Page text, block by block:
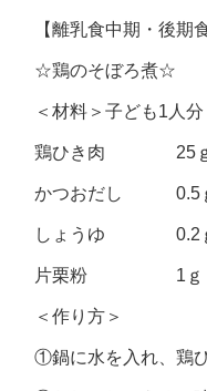
【離乳食中期・後期
☆鶏のそぼろ煮☆
＜材料＞子ども1人分
鶏ひき肉 25
かつおだし 0.5
しょうゆ 0.2
片栗粉 1ｇ
＜作り方＞
①鍋に水を入れ、鶏